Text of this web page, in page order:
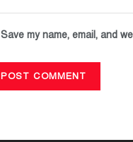
Save my name, email, and